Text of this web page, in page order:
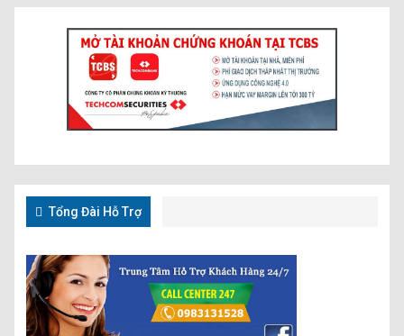
Tổng Đài Hỗ Trợ